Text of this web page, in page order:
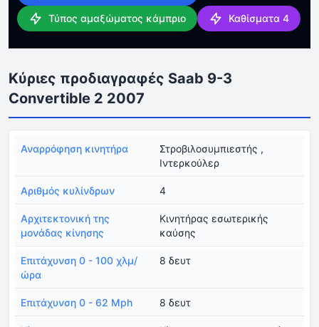
Τύπος αμαξώματος κάμπριο Καθίσματα 4
Κύριες προδιαγραφές Saab 9-3
Convertible 2 2007
Αναρρόφηση κινητήρα
Στροβιλοσυμπιεστής ,
Ιντερκούλερ
Αριθμός κυλίνδρων 4
Αρχιτεκτονική της
μονάδας κίνησης
Κινητήρας εσωτερικής
καύσης
Επιτάχυνση 0 - 100 χλμ/
ώρα
8 δευτ
Επιτάχυνση 0 - 62 Mph 8 δευτ